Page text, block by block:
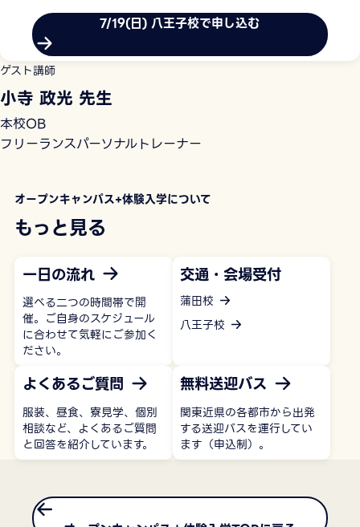
7/19(日) 八王子校で申し込む
ゲスト講師
小寺 政光 先生
本校OB
フリーランスパーソナルトレーナー
オープンキャンパス+体験入学について
もっと見る
一日の流れ
選べる二つの時間帯で開
催。ご自身のスケジュール
に合わせて気軽にご参加く
ださい。
交通・会場受付
蒲田校
八王子校
よくあるご質問
服装、昼食、寮見学、個別
相談など、よくあるご質問
と回答を紹介しています。
無料送迎バス
関東近県の各都市から出発
する送迎バスを運行してい
ます（申込制）。